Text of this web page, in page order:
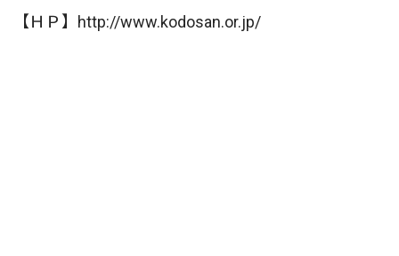
【ＨＰ】http://www.kodosan.or.jp/